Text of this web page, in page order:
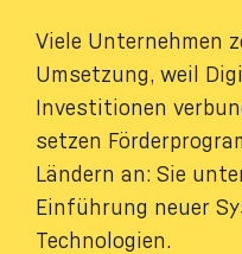
Viele Unternehmen
Umsetzung, weil
Investitionen
setzen
Ländern an: Sie
Einführung neuer
Technologien.